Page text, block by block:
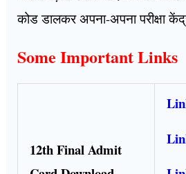
कोड डालकर अपना-अपना परीक्षा
Some Important Links
12th Final Admit